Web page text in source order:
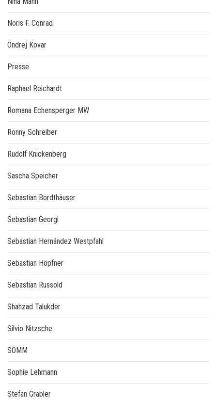
Noris F. Conrad
Ondrej Kovar
Presse
Raphael Reichardt
Romana Echensperger MW
Ronny Schreiber
Rudolf Knickenberg
Sascha Speicher
Sebastian Bordthäuser
Sebastian Georgi
Sebastian Hernández Westpfahl
Sebastian Höpfner
Sebastian Russold
Shahzad Talukder
Silvio Nitzsche
SOMM
Sophie Lehmann
Stefan Grabler